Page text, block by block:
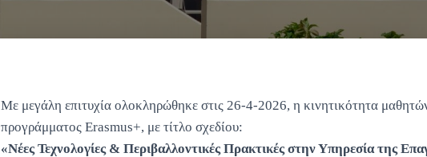
Με μεγάλη επιτυχία ολοκληρώθηκε στις 26-4-2026, η κινητικότητα
προγράμματος Erasmus+, με τίτλο σχεδίου:
«Νέες Τεχνολογίες & Περιβαλλοντικές Πρακτικές στην Υπηρεσία της